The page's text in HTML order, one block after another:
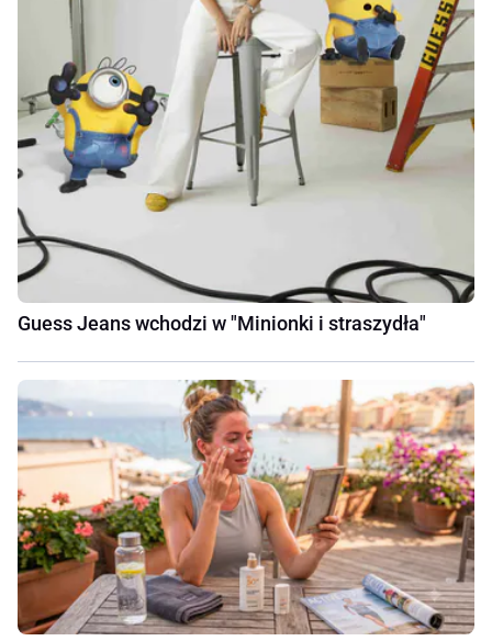
Guess Jeans wchodzi w "Minionki i straszydła"